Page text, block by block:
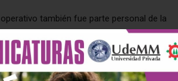
también fue parte personal de la